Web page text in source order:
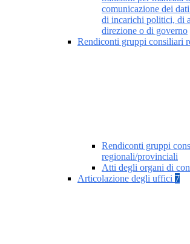
comunicazione dei
di incarichi politici, di
direzione o di governo
Rendiconti gruppi consiliari
Rendiconti gruppi
regionali/provinciali
Atti degli organi di
Articolazione degli uffici 7